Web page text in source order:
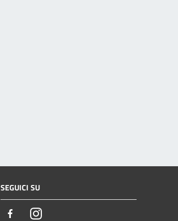
SEGUICI SU
FacebookInstagram